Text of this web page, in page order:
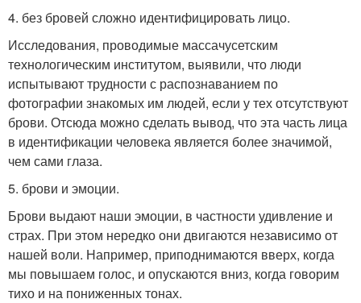
4. без бровей сложно идентифицировать лицо.
Исследования, проводимые массачусетским
технологическим институтом, выявили, что люди
испытывают трудности с распознаванием по
фотографии знакомых им людей, если у тех отсутствуют
брови. Отсюда можно сделать вывод, что эта часть лица
в идентификации человека является более значимой,
чем сами глаза.
5. брови и эмоции.
Брови выдают наши эмоции, в частности удивление и
страх. При этом нередко они двигаются независимо от
нашей воли. Например, приподнимаются вверх, когда
мы повышаем голос, и опускаются вниз, когда говорим
тихо и на пониженных тонах.